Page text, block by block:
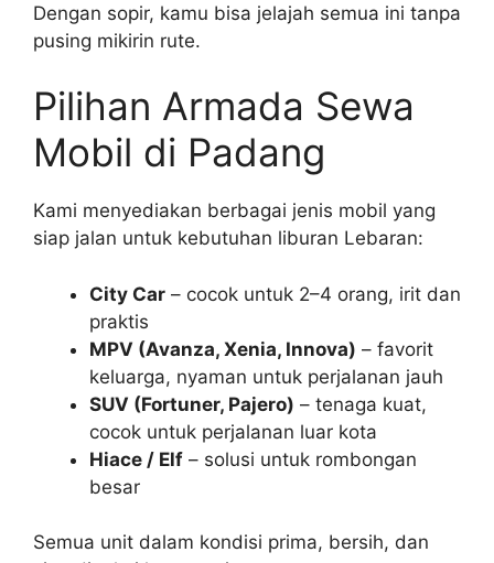
Dengan sopir, kamu bisa jelajah semua ini tanpa
pusing mikirin rute.
Pilihan Armada Sewa
Mobil di Padang
Kami menyediakan berbagai jenis mobil yang
siap jalan untuk kebutuhan liburan Lebaran:
City Car – cocok untuk 2–4 orang, irit dan
praktis
MPV (Avanza, Xenia, Innova) – favorit
keluarga, nyaman untuk perjalanan jauh
SUV (Fortuner, Pajero) – tenaga kuat,
cocok untuk perjalanan luar kota
Hiace / Elf – solusi untuk rombongan
besar
Semua unit dalam kondisi prima, bersih, dan